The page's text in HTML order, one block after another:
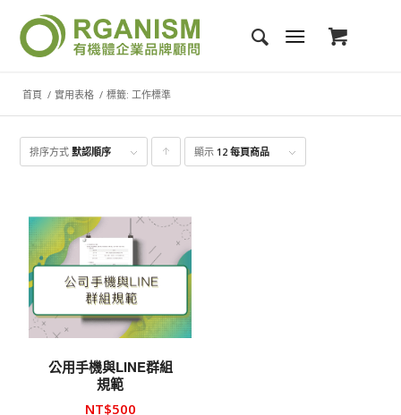
首頁 / 實用表格 / 標籤: 工作標準
排序方式默認順序 點
品
顯示 12 每頁商品
公用手機與LINE群組
規範
NT$500